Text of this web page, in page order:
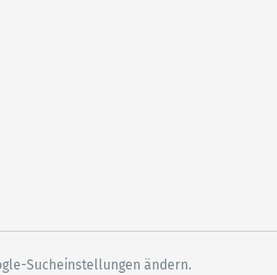
Sucheinstellungen ändern.